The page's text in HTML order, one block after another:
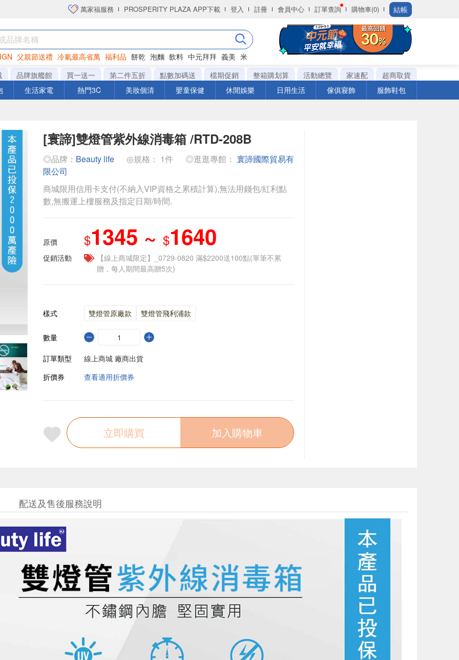
萬家福服務 PROSPERITY PLAZA APP下載 登入 註冊 會員中心 訂單查詢 購物車(0) 結帳
父親節送禮 冷氣最高省萬 福利品 餅乾 泡麵 飲料 中元拜拜 義美 米
衛生紙
品牌旗艦館 買一送一 第二件五折 點數加碼送 檔期促銷 整箱購划算 活動總覽 家速配
超商取貨
生活家電 熱門3C 美妝個清 嬰童保健 休閒娛樂 日用生活 傢俱寢飾 服飾鞋包
[寰諦]雙燈管紫外線消毒箱 /RTD-208B
◎品牌： Beauty life ◎規格： 1件 ◎逛逛專館： 寰諦國際貿易有
限公司
商城限用信用卡支付(不納入VIP資格之累積計算),無法用錢包/紅利點
數,無搬運上樓服務及指定日期/時間.
原價 $1345 ~ $1640
促銷活動
【線上商城限定】_0729-0820 滿$2200送100點(單筆不累
贈，每人期間最高贈5次)
樣式 雙燈管原廠款 雙燈管飛利浦款
數量
訂單類型
線上商城 廠商出貨
折價券
查看適用折價券
立即購買 加入購物車
配送及售後服務說明